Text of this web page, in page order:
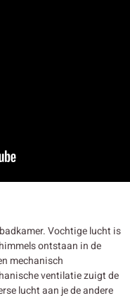
Vochtige lucht is
ontstaan in de
mechanisch
ventilatie zuigt de
lucht aan je de andere